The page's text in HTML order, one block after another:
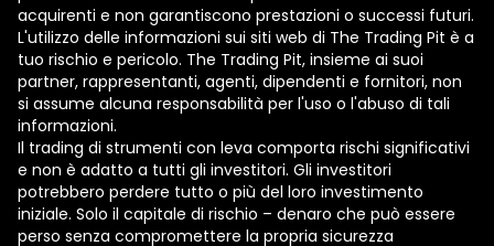
acquirenti e non garantiscono prestazioni o successi futuri.
L'utilizzo delle informazioni sui siti web di The Trading Pit è a
tuo rischio e pericolo. The Trading Pit, insieme ai suoi
partner, rappresentanti, agenti, dipendenti e fornitori, non
si assume alcuna responsabilità per l'uso o l'abuso di tali
informazioni.
Il trading di strumenti con leva comporta rischi significativi
e non è adatto a tutti gli investitori. Gli investitori
potrebbero perdere tutto o più del loro investimento
iniziale. Solo il capitale di rischio – denaro che può essere
perso senza compromettere la propria sicurezza